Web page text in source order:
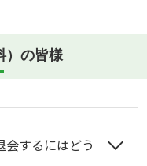
）の皆様
会するにはどう